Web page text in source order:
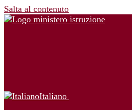
Salta al contenuto
Italiano